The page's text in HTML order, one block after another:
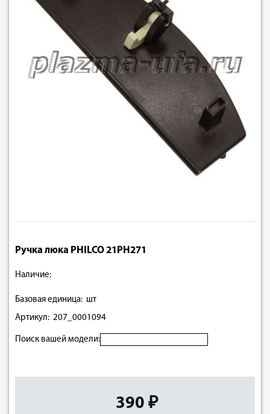
Ручка люка PHILCO 21PH271
Наличие:
Базовая единица: шт
Артикул: 207_0001094
Поиск вашей модели:
390 ₽